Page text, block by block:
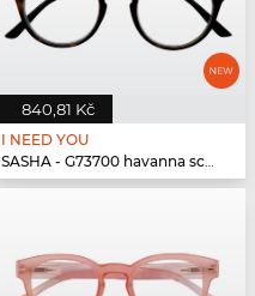
840,81 Kč
I NEED YOU
SASHA - G73700 havanna schwarz